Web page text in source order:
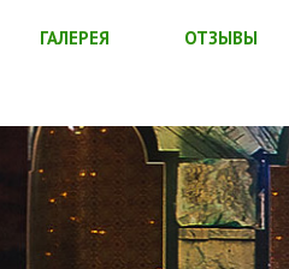
ГАЛЕРЕЯ ОТЗЫВЫ